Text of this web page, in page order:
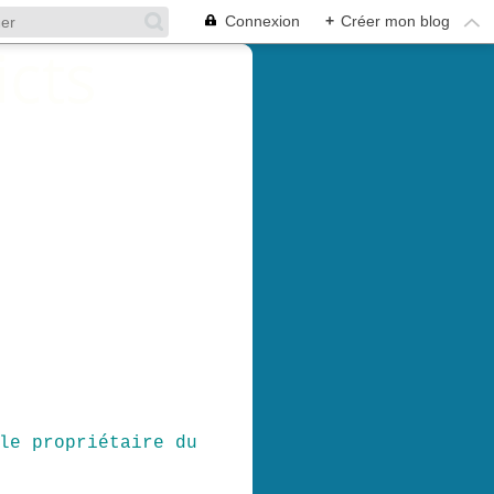
Connexion + Créer mon blog
propriétaire du